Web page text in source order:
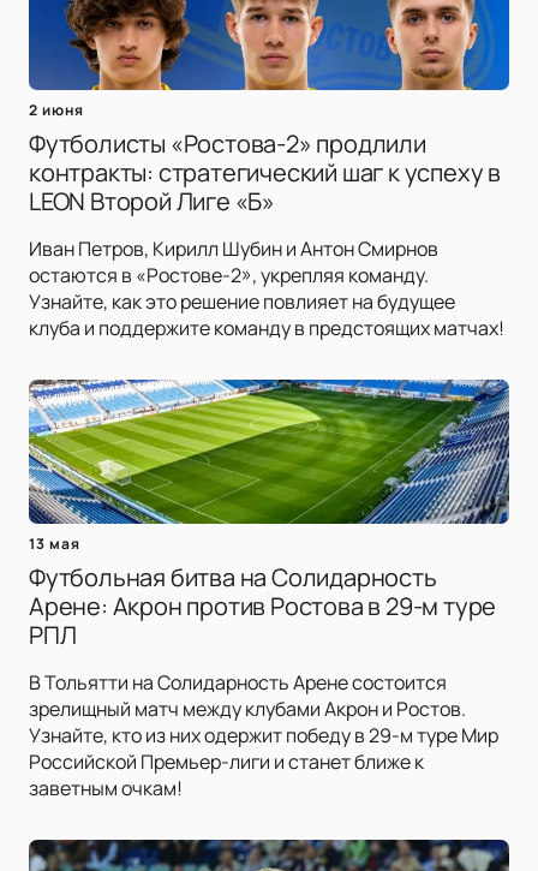
2 июня
Футболисты «Ростова-2» продлили
контракты: стратегический шаг к успеху в
LEON Второй Лиге «Б»
Иван Петров, Кирилл Шубин и Антон Смирнов
остаются в «Ростове-2», укрепляя команду.
Узнайте, как это решение повлияет на будущее
клуба и поддержите команду в предстоящих матчах!
13 мая
Футбольная битва на Солидарность
Арене: Акрон против Ростова в 29-м туре
РПЛ
В Тольятти на Солидарность Арене состоится
зрелищный матч между клубами Акрон и Ростов.
Узнайте, кто из них одержит победу в 29-м туре Мир
Российской Премьер-лиги и станет ближе к
заветным очкам!